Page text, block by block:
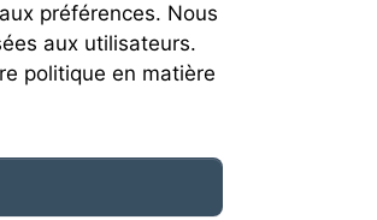
préférences. Nous
aux utilisateurs.
politique en matière